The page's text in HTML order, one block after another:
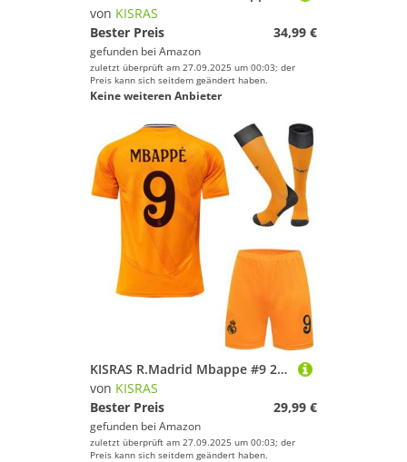
von KISRAS
Bester Preis
34,99 €
gefunden bei Amazon
zuletzt überprüft am 27.09.2025 um 00:03; der
Preis kann sich seitdem geändert haben.
Keine weiteren Anbieter
KISRAS R.Madrid Mbappe #9 2024/2025 Auswärtstrikot Shorts und Socken Kinder und Jugend Größe (Orange,30)
von KISRAS
Bester Preis
29,99 €
gefunden bei Amazon
zuletzt überprüft am 27.09.2025 um 00:03; der
Preis kann sich seitdem geändert haben.